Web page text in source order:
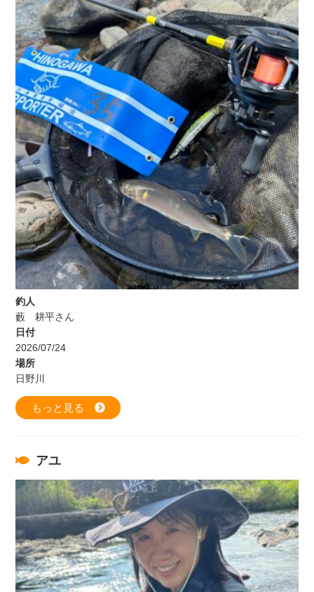
釣人
藪 耕平さん
日付
2026/07/24
場所
日野川
もっと見る
アユ